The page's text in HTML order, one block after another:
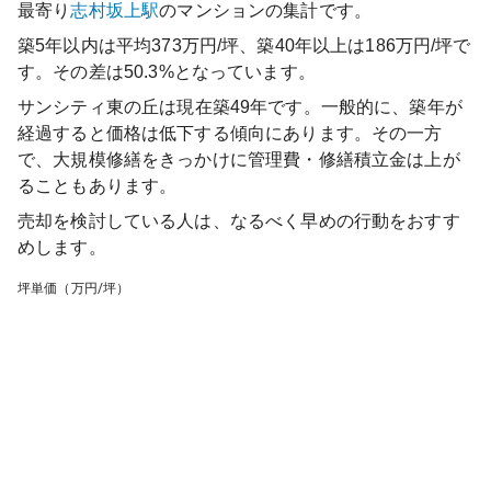
最寄り志村坂上駅のマンションの集計です。
築5年以内は平均373万円/坪、築40年以上は186万円/坪で
す。その差は50.3%となっています。
サンシティ東の丘は現在築49年です。一般的に、築年が
経過すると価格は低下する傾向にあります。その一方
で、大規模修繕をきっかけに管理費・修繕積立金は上が
ることもあります。
売却を検討している人は、なるべく早めの行動をおすす
めします。
坪単価（万円/坪）